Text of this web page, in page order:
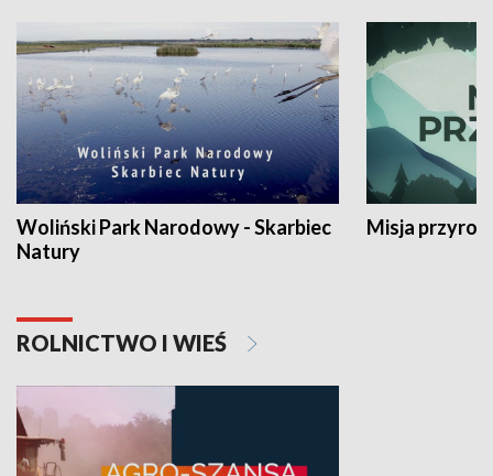
Woliński Park Narodowy - Skarbiec
Natury
Misja
ROLNICTWO I WIEŚ